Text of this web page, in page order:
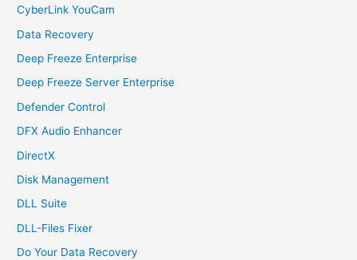
CyberLink YouCam
Data Recovery
Deep Freeze Enterprise
Deep Freeze Server Enterprise
Defender Control
DFX Audio Enhancer
DirectX
Disk Management
DLL Suite
DLL-Files Fixer
Do Your Data Recovery